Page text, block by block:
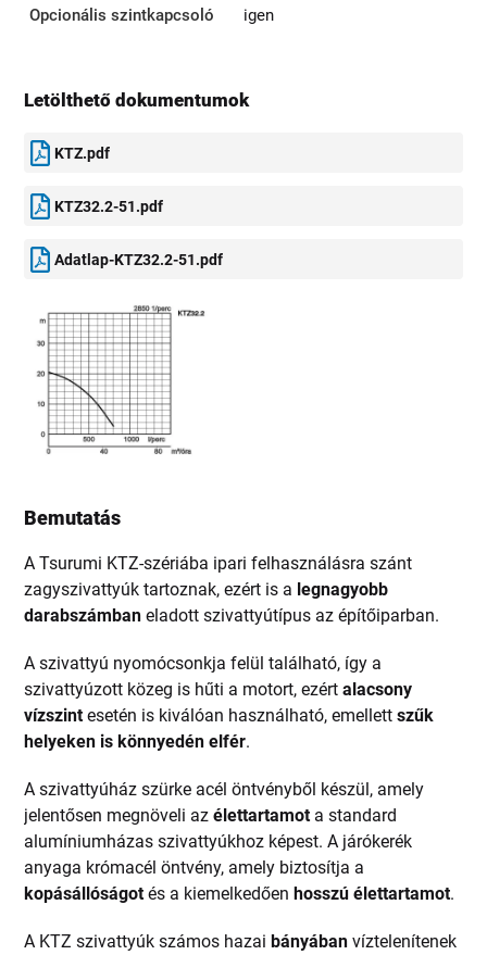
Opcionális szintkapcsoló igen
Letölthető dokumentumok
KTZ.pdf
KTZ32.2-51.pdf
Adatlap-KTZ32.2-51.pdf
Bemutatás
A Tsurumi KTZ-szériába ipari felhasználásra szánt
zagyszivattyúk tartoznak, ezért is a legnagyobb
darabszámban eladott szivattyútípus az építőiparban.
A szivattyú nyomócsonkja felül található, így a
szivattyúzott közeg is hűti a motort, ezértalacsony
vízszint esetén is kiválóan használható, emellettszűk
helyeken is könnyedén elfér.
A szivattyúház szürke acél öntvényből készül, amely
jelentősen megnöveli azélettartamot a standard
alumíniumházas szivattyúkhoz képest. A járókerék
anyaga krómacél öntvény, amely biztosítja a
kopásállóságot és a kiemelkedően hosszú élettartamot.
A KTZ szivattyúk számos hazai bányában víztelenítenek